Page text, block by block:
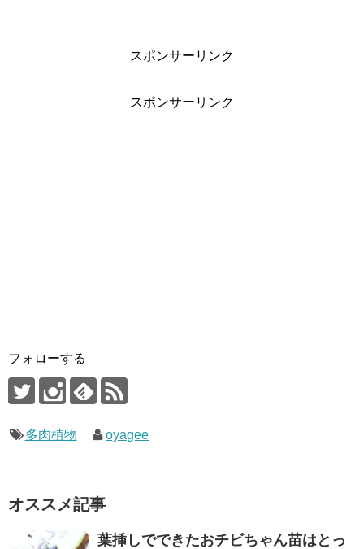
スポンサーリンク
スポンサーリンク
フォローする
多肉植物 oyagee
オススメ記事
葉挿しでできたおチビちゃん苗はとっ